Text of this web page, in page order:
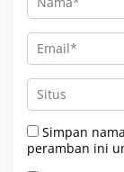
Simpan
peramban ini